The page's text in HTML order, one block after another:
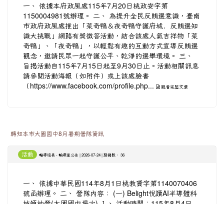
一、 依據本府政風處115年7月20日桃政安字第
1150004981號辦理。 二、 為提升全民反賄選意識，臺南
市政府政風處推出「菜奇鴨＆夜奇鴨守護府城．反賄選知
識大挑戰」網路有獎徵答活動，結合該處人氣吉祥物「菜
奇鴨」、「夜奇鴨」，以輕鬆有趣的互動方式宣導反賄選
觀念，邀請民眾一起守護公平、乾淨的選舉環境。 三、
旨揭活動自115年7月15日起至9月30日止。活動相關訊息
請參閱活動海報（如附件）或上該處臉書
（ https://www.facebook.com/profile.php... 觀看完整文章
轉知本市大園國中8月暑期營隊資訊
活動 輔導組長 - 輔導室公告 | 2026-07-24 | 點閱數： 36
一、 依據中華民國114年8月1日桃教資字第1140070406
號函辦理。 二、 營隊內容： (一) Belight悅讀AI半導體科